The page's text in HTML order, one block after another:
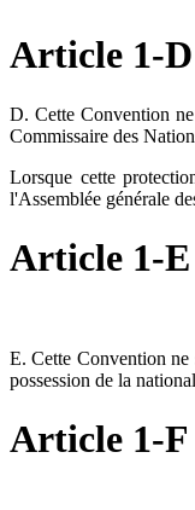
Article 1-D
D. Cette Convention
Commissaire des
Lorsque cette
l'Assemblée générale
Article 1-E
E. Cette Convention ne
possession de la
Article 1-F